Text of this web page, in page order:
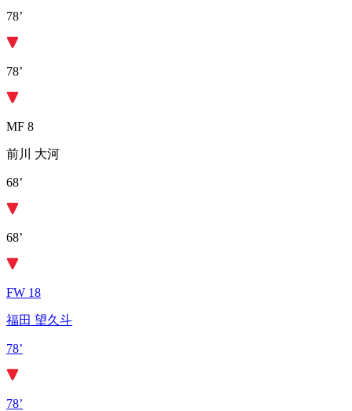
78’
78’
MF 8
前川 大河
68’
68’
FW 18
福田 望久斗
78’
78’